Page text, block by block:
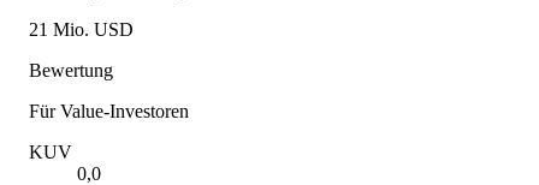
21 Mio. USD
Bewertung
Für Value-Investoren
KUV
0,0